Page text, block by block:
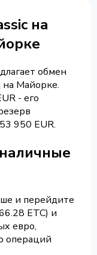
на
обмен
на Майорке.
- его
950 EUR.
и перейдите
ETC) и
евро,
операций